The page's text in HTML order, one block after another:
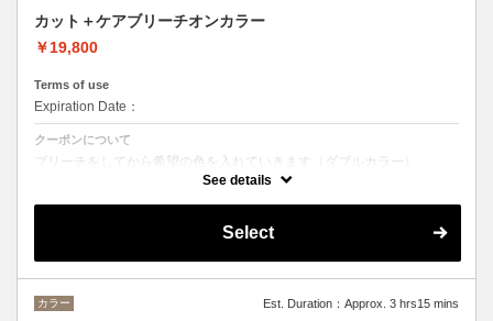
カット＋ケアブリーチオンカラー
￥19,800
Terms of use
Expiration Date：
クーポンについて
ブリーチをしてから希望の色を入れていきます（ダブルカラー）
ブリーチ→¥7150
See details
Select
カラー Est. Duration：Approx. 3 hrs15 mins